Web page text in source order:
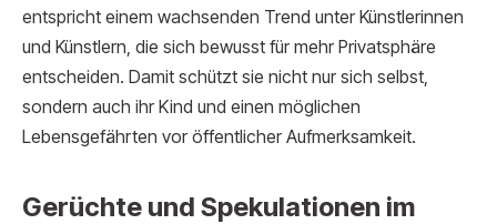
entspricht einem wachsenden Trend unter Künstlerinnen
und Künstlern, die sich bewusst für mehr Privatsphäre
entscheiden. Damit schützt sie nicht nur sich selbst,
sondern auch ihr Kind und einen möglichen
Lebensgefährten vor öffentlicher Aufmerksamkeit.
Gerüchte und Spekulationen im